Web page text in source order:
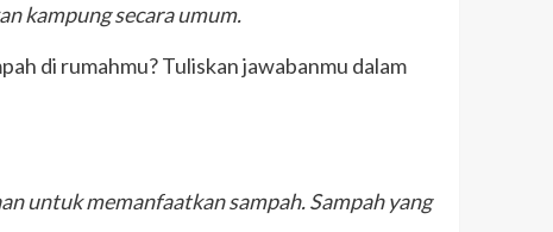
kampung secara umum.
di rumahmu? Tuliskan jawabanmu dalam
untuk memanfaatkan sampah. Sampah yang